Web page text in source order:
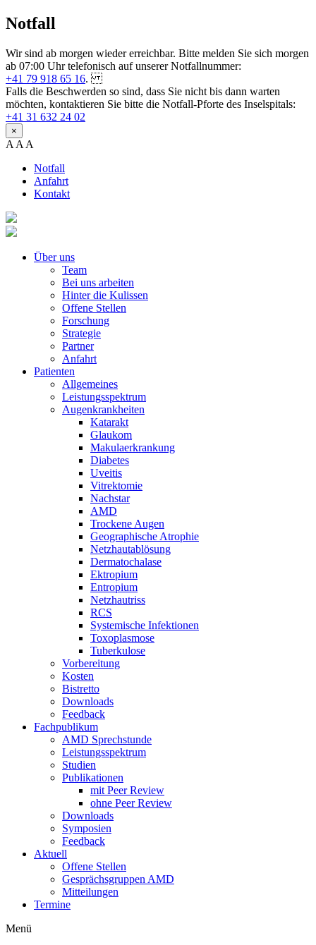
Notfall
Wir sind ab morgen wieder erreichbar. Bitte melden Sie sich morgen
ab 07:00 Uhr telefonisch auf unserer Notfallnummer:
+41 79 918 65 16.
Falls die Beschwerden so sind, dass Sie nicht bis dann warten
möchten, kontaktieren Sie bitte die Notfall-Pforte des Inselspitals:
+41 31 632 24 02
×
A A A
Notfall
Anfahrt
Kontakt
Über uns
Team
Bei uns arbeiten
Hinter die Kulissen
Offene Stellen
Forschung
Strategie
Partner
Anfahrt
Patienten
Allgemeines
Leistungsspektrum
Augenkrankheiten
Katarakt
Glaukom
Makulaerkrankung
Diabetes
Uveitis
Vitrektomie
Nachstar
AMD
Trockene Augen
Geographische Atrophie
Netzhautablösung
Dermatochalase
Ektropium
Entropium
Netzhautriss
RCS
Systemische Infektionen
Toxoplasmose
Tuberkulose
Vorbereitung
Kosten
Bistretto
Downloads
Feedback
Fachpublikum
AMD Sprechstunde
Leistungsspektrum
Studien
Publikationen
mit Peer Review
ohne Peer Review
Downloads
Symposien
Feedback
Aktuell
Offene Stellen
Gesprächsgruppen AMD
Mitteilungen
Termine
Menü